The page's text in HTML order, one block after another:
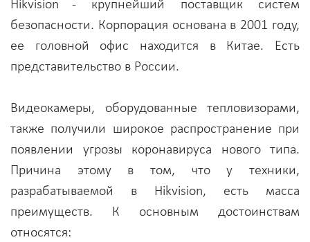
Hikvision - крупнейший поставщик систем
безопасности. Корпорация основана в 2001 году,
ее головной офис находится в Китае. Есть
представительство в России.
Видеокамеры, оборудованные тепловизорами,
также получили широкое распространение при
появлении угрозы коронавируса нового типа.
Причина этому в том, что у техники,
разрабатываемой в Hikvision, есть масса
преимуществ. К основным достоинствам
относятся: